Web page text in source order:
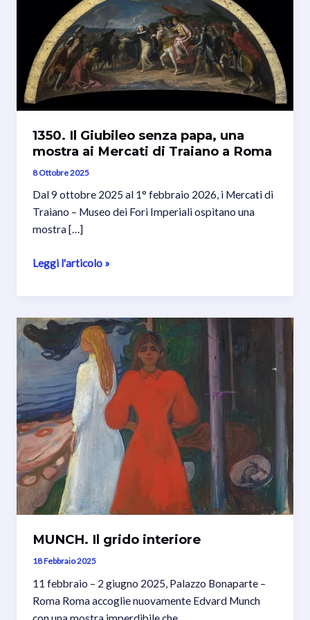
1350. Il Giubileo senza papa, una
mostra ai Mercati di Traiano a Roma
8 Ottobre 2025
Dal 9 ottobre 2025 al 1° febbraio 2026, i Mercati di
Traiano – Museo dei Fori Imperiali ospitano una
mostra […]
1350.
papa,
una
mostra
Mercati
di
Traiano
a
Roma
Leggi l'articolo »
MUNCH. Il grido interiore
18 Febbraio 2025
11 febbraio – 2 giugno 2025, Palazzo Bonaparte –
Roma Roma accoglie nuovamente Edvard Munch